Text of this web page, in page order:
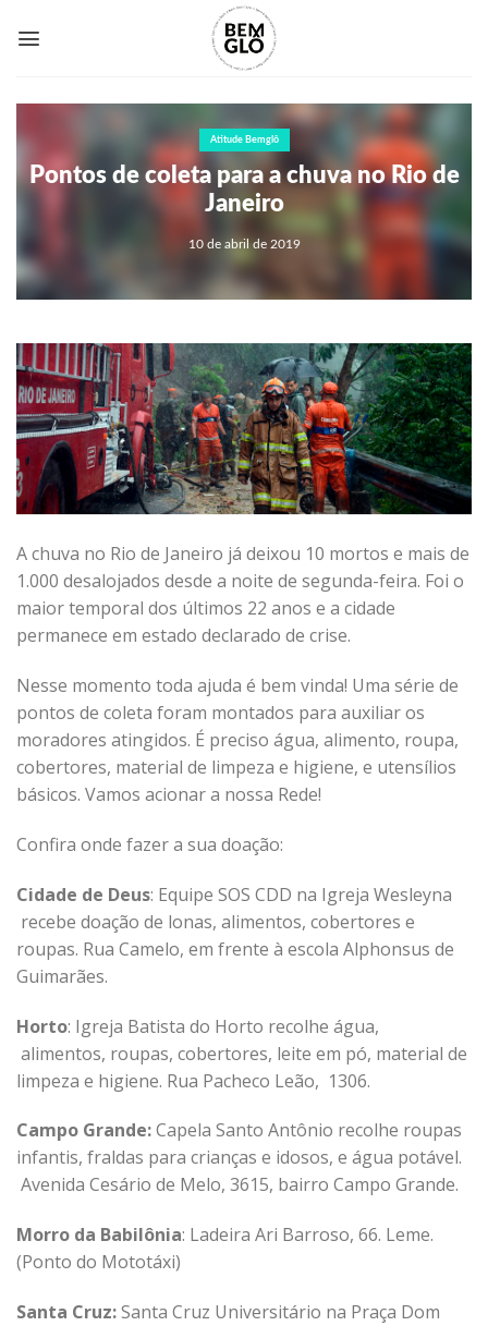
Atitude Bemglô
Pontos de coleta para a chuva no Rio de
Janeiro
10 de abril de 2019
A chuva no Rio de Janeiro já deixou 10 mortos e mais de
1.000 desalojados desde a noite de segunda-feira. Foi o
maior temporal dos últimos 22 anos e a cidade
permanece em estado declarado de crise.
Nesse momento toda ajuda é bem vinda! Uma série de
pontos de coleta foram montados para auxiliar os
moradores atingidos. É preciso água, alimento, roupa,
cobertores, material de limpeza e higiene, e utensílios
básicos. Vamos acionar a nossa Rede!
Confira onde fazer a sua doação:
Cidade de Deus: Equipe SOS CDD na Igreja Wesleyna
recebe doação de lonas, alimentos, cobertores e
roupas. Rua Camelo, em frente à escola Alphonsus de
Guimarães.
Horto: Igreja Batista do Horto recolhe água,
alimentos, roupas, cobertores, leite em pó, material de
limpeza e higiene. Rua Pacheco Leão, 1306.
Campo Grande:Capela Santo Antônio recolhe roupas
infantis, fraldas para crianças e idosos, e água potável.
Avenida Cesário de Melo, 3615, bairro Campo Grande.
Morro da Babilônia: Ladeira Ari Barroso, 66. Leme.
(Ponto do Mototáxi)
Santa Cruz:Santa Cruz Universitário na Praça Dom